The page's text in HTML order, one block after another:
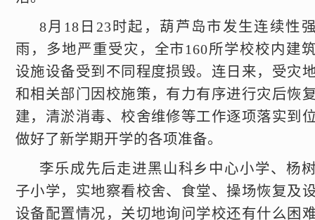
8月18日23时起，葫芦岛市发生连续性
雨，多地严重受灾，全市160所学校校内建
设施设备受到不同程度损毁。连日来，受灾
和相关部门因校施策，有力有序进行灾后恢
建，清淤消毒、校舍维修等工作逐项落实到
做好了新学期开学的各项准备。
李乐成先后走进黑山科乡中心小学、杨
子小学，实地察看校舍、食堂、操场恢复及
设备配置情况，关切地询问学校还有什么困